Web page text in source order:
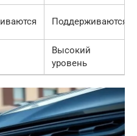
Поддерживаются
Высокий
уровень